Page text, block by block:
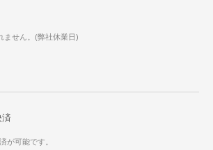
ません。(弊社休業日)
が可能です。